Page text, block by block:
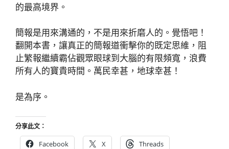
的最高境界。
簡報是用來溝通的，不是用來折磨人的。覺悟吧！
翻開本書，讓真正的簡報道衝擊你的既定思維，阻
止繁報繼續霸佔觀眾眼球到大腦的有限頻寬，浪費
所有人的寶貴時間。萬民幸甚，地球幸甚！
是為序。
分享此文：
Facebook X Threads